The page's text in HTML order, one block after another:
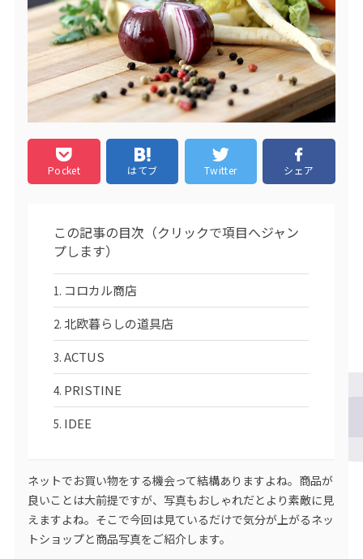
Pocket はてブ Twitter シェア
この記事の目次（クリックで項目へジャン
プします）
コロカル商店
北欧暮らしの道具店
ACTUS
PRISTINE
IDEE
ネットでお買い物をする機会って結構ありますよね。商品が
良いことは大前提ですが、写真もおしゃれだとより素敵に見
えますよね。そこで今回は見ているだけで気分が上がるネッ
トショップと商品写真をご紹介します。